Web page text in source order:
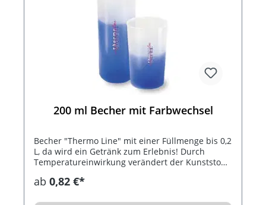
200 ml Becher mit Farbwechsel
Becher "Thermo Line" mit einer Füllmenge bis 0,2
L, da wird ein Getränk zum Erlebnis! Durch
Temperatureinwirkung verändert der Kunststoff
Ausführungen möglich.
ab 0,82 €*